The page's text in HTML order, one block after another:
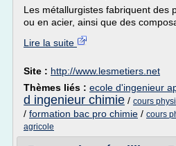
Les métallurgistes fabriquent des
ou en acier, ainsi que des
Lire la suite
Site : http://www.lesmetiers.net
Thèmes liés : ecole d'ingenieur
d ingenieur chimie / cours
/ formation bac pro chimie / cours
agricole